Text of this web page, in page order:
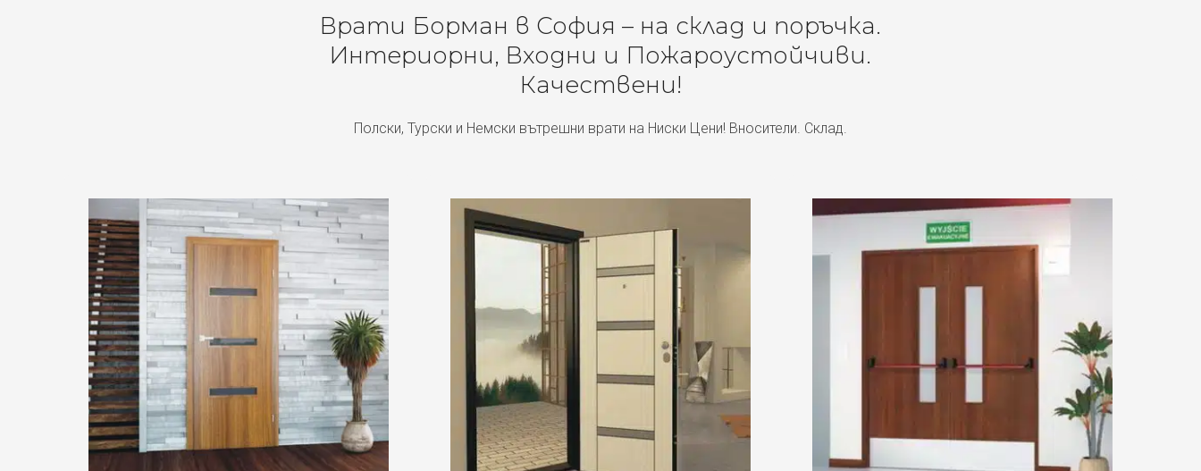
Врати Борман в София – на склад и поръчка.
Интериорни, Входни и Пожароустойчиви.
Качествени!
Полски, Турски и Немски вътрешни врати на Ниски Цени! Вносители. Склад.